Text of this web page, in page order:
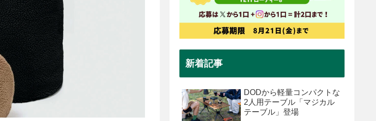
新着記事
DODから軽量コンパクトな
2人用テーブル「マジカル
テーブル」登場